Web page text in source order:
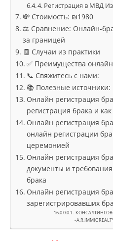
4. Регистрация в МВД
💸 Стоимость: ₪1980
⚖️ Сравнение: Онлайн-
за границей
🧾 Случаи из практики
✅ Преимущества
📞 Свяжитесь с нами:
📚 Полезные источники:
Онлайн регистрация
регистрация брака и
Онлайн регистрация
онлайн регистрации
церемонией
Онлайн регистрация
документы и
брака
Онлайн регистрация
зарегистрировавших